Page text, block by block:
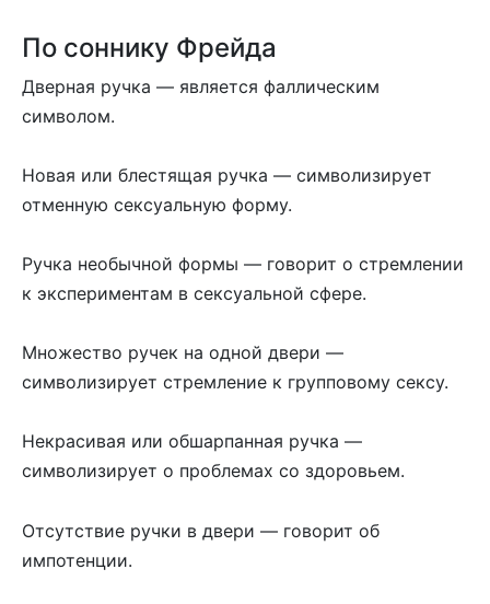
По соннику Фрейда
Дверная ручка — является фаллическим
символом.
Новая или блестящая ручка — символизирует
отменную сексуальную форму.
Ручка необычной формы — говорит о стремлении
к экспериментам в сексуальной сфере.
Множество ручек на одной двери —
символизирует стремление к групповому сексу.
Некрасивая или обшарпанная ручка —
символизирует о проблемах со здоровьем.
Отсутствие ручки в двери — говорит об
импотенции.